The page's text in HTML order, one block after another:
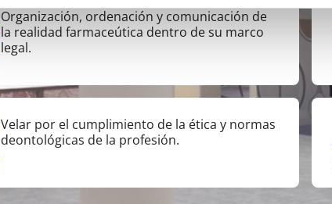
Organización, ordenación y comunicación de
la realidad farmaceútica dentro de su marco
legal.
Velar por el cumplimiento de la ética y normas
deontológicas de la profesión.